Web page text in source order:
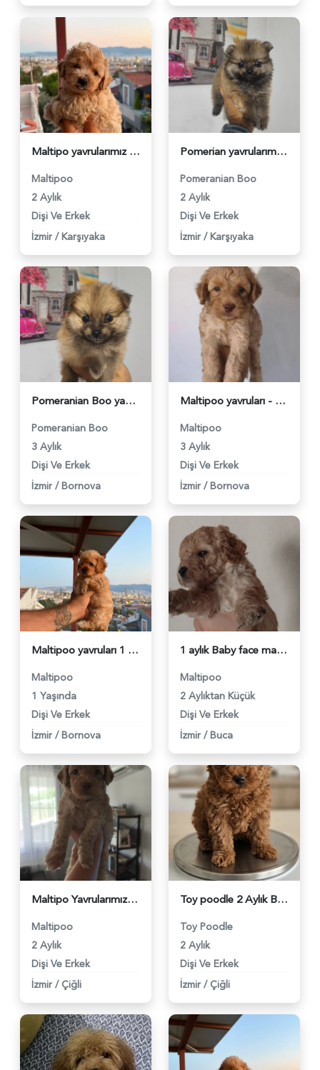
Maltipo yavrularımız - 6110
Maltipoo
2 Aylık
Dişi Ve Erkek
İzmir / Karşıyaka
Pomerian yavrularımız - 6111
Pomeranian Boo
2 Aylık
Dişi Ve Erkek
İzmir / Karşıyaka
Pomeranian Boo yavruları - 6112
Pomeranian Boo
3 Aylık
Dişi Ve Erkek
İzmir / Bornova
Maltipoo yavruları - 6113
Maltipoo
3 Aylık
Dişi Ve Erkek
İzmir / Bornova
Maltipoo yavruları 1 Yaşında - 5953
Maltipoo
1 Yaşında
Dişi Ve Erkek
İzmir / Bornova
1 aylık Baby face maltipoo - 5939
Maltipoo
2 Aylıktan Küçük
Dişi Ve Erkek
İzmir / Buca
Maltipo Yavrularımız Dişi ve Erkek Yavrularımız - 5906
Maltipoo
2 Aylık
Dişi Ve Erkek
İzmir / Çiğli
Toy poodle 2 Aylık Bebekler - 5907
Toy Poodle
2 Aylık
Dişi Ve Erkek
İzmir / Çiğli